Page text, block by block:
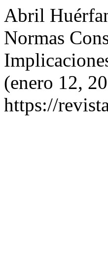
Abril
Normas
(enero 12,
https://